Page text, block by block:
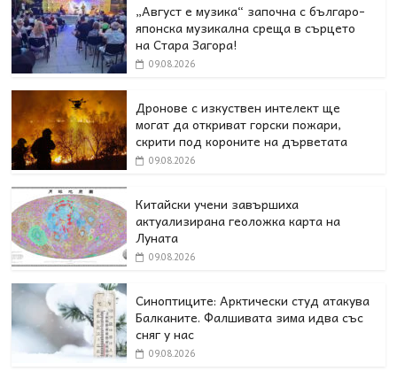
„Август е музика“ започна с българо-
японска музикална среща в сърцето
на Стара Загора!
09.08.2026
Дронове с изкуствен интелект ще
могат да откриват горски пожари,
скрити под короните на дърветата
09.08.2026
Китайски учени завършиха
актуализирана геоложка карта на
Луната
09.08.2026
Синоптиците: Арктически студ атакува
Балканите. Фалшивата зима идва със
сняг у нас
09.08.2026